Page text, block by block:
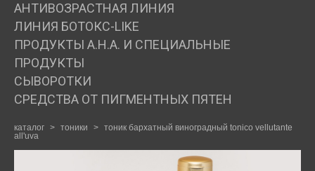
КОСМЕТОЛОГ
БЛОГ
ОТЗЫВЫ
КОНТАКТЫ +79259177005
АНТИВОЗРАСТНАЯ ЛИНИЯ
ЛИНИЯ БОТОКС-LIKE
ПРОДУКТЫ А.Н.А. И СПЕЦИАЛЬНЫЕ
ПРОДУКТЫ
СЫВОРОТКИ
СРЕДСТВА ОТ ПИГМЕНТНЫХ ПЯТЕН
каталог > тоники > тоник бархатный виноградный tonico vellutante
all'uva